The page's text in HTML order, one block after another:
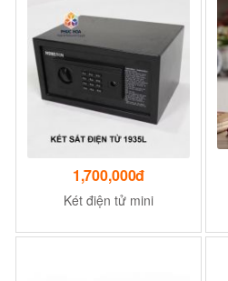
1,700,000đ
Két điện tử mini